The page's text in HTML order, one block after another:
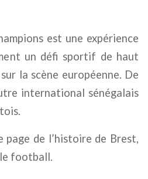
est une expérience
un défi sportif de haut
la scène européenne. De
international sénégalais
page de l’histoire de Brest,
le football.